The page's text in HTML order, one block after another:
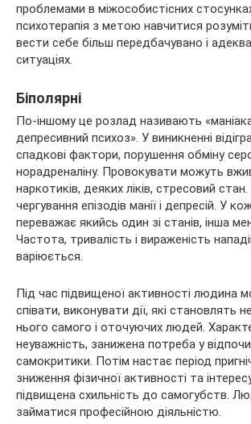
проблемами в міжособистісних
психотерапія з метою навчитися
вести себе більш передбачувано і
ситуаціях.
Біполярні
По-іншому це розлад називають
депресивний психоз». У виникненні
спадкові фактори, порушення обміну
норадреналіну. Провокувати можуть
наркотиків, деяких ліків, стресовий стан.
чергування епізодів манії і депресій. У
переважає якийсь один зі станів, інша
Частота, тривалість і вираженість
варіюється.
Під час підвищеної активності людина
співати, виконувати дії, які становлять
нього самого і оточуючих людей.
неуважність, занижена потреба у
самокритики. Потім настає період
зниження фізичної активності та
підвищена схильність до самогубств.
займатися професійною діяльністю.